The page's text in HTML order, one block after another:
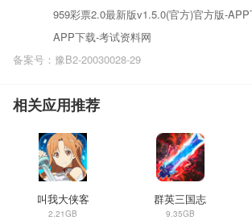
959彩票2.0最新版v1.5.0(官方)官方版-
APP下载-考试资料网
备案号：豫B2-20030028-29
相关应用推荐
叫我大侠客
2.21GB
群英三国志
9.35GB